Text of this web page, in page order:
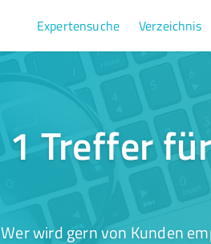
Expertensuche Verzeichnis
1 Treffer
Wer wird gern von Kunden